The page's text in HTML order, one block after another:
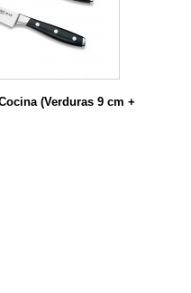
(Verduras 9 cm +